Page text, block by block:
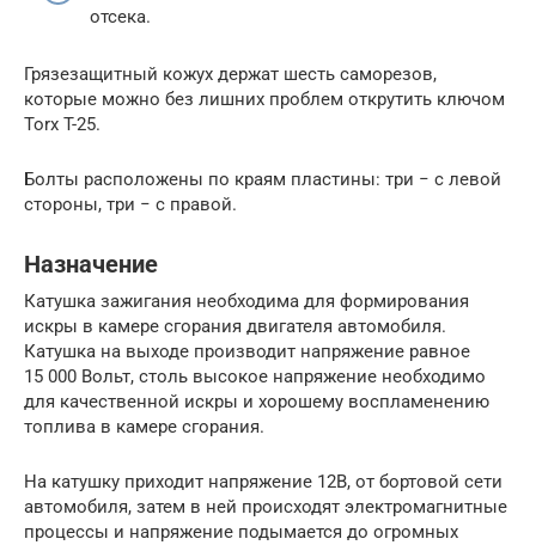
отсека.
Грязезащитный кожух держат шесть саморезов,
которые можно без лишних проблем открутить ключом
Torx T-25.
Болты расположены по краям пластины: три − с левой
стороны, три − с правой.
Назначение
Катушка зажигания необходима для формирования
искры в камере сгорания двигателя автомобиля.
Катушка на выходе производит напряжение равное
15 000 Вольт, столь высокое напряжение необходимо
для качественной искры и хорошему воспламенению
топлива в камере сгорания.
На катушку приходит напряжение 12В, от бортовой сети
автомобиля, затем в ней происходят электромагнитные
процессы и напряжение подымается до огромных